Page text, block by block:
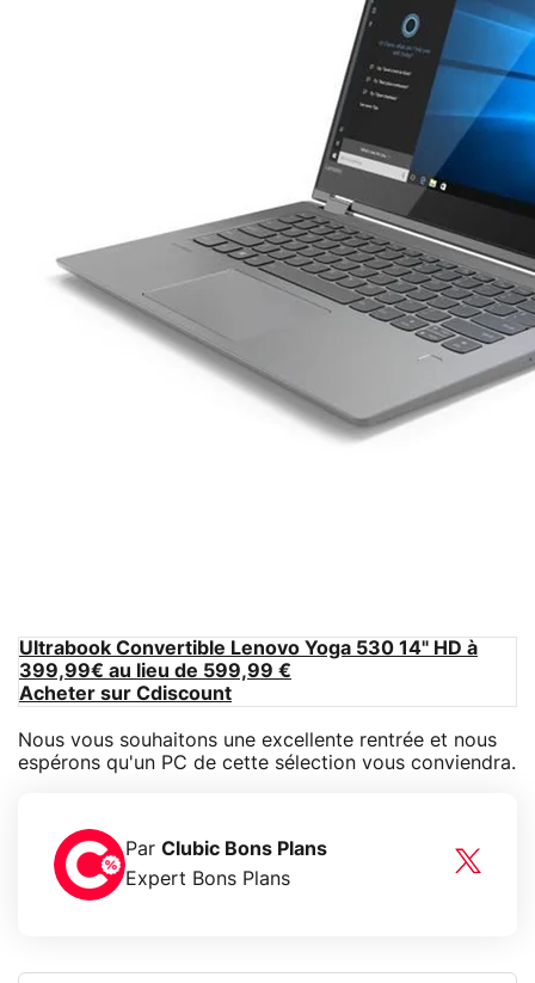
Ultrabook Convertible Lenovo Yoga 530 14" HD à
399,99€ au lieu de 599,99 €
Acheter sur Cdiscount
Nous vous souhaitons une excellente rentrée et nous
espérons qu'un PC de cette sélection vous conviendra.
Par Clubic Bons Plans
Expert Bons Plans